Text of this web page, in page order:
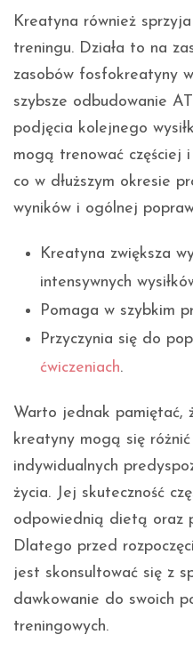
Kreatyna również
treningu. Działa to na
zasobów fosfokreatyny
szybsze odbudowanie
podjęcia kolejnego
mogą trenować częściej
co w dłuższym okresie
wyników i ogólnej
Kreatyna zwiększa
intensywnych
Pomaga w szybkim
Przyczynia się do
ćwiczeniach.
Warto jednak pamiętać,
kreatyny mogą się
indywidualnych
życia. Jej skuteczność
odpowiednią dietą oraz
Dlatego przed
jest skonsultować się z
dawkowanie do swoich
treningowych.